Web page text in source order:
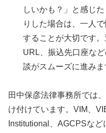
しいかも？」と感じ
りした場合は、一人
することが大切です
URL、振込先口座な
談がスムーズに進みま
田中保彦法律事務所では
け付けています。VIM、
Institutional、AGCPSな